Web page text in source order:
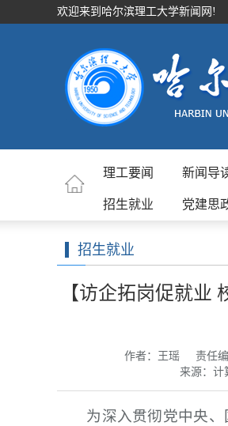
欢迎来到哈尔滨理工大学新闻网!
理工要闻 新闻导
招生就业 党建思
招生就业
【访企拓岗促就
作者：王瑶 责任
来源：计
为深入贯彻党中央